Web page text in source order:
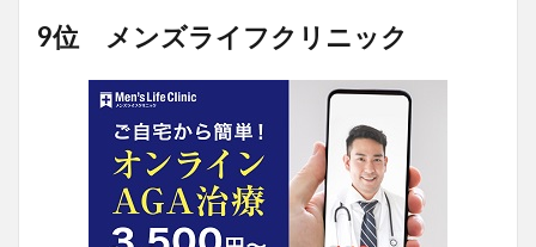
9位 メンズライフクリニック